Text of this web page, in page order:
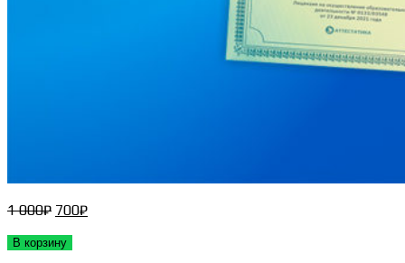
1 000₽ Первоначальная
составляла
700₽Текущая
В корзину